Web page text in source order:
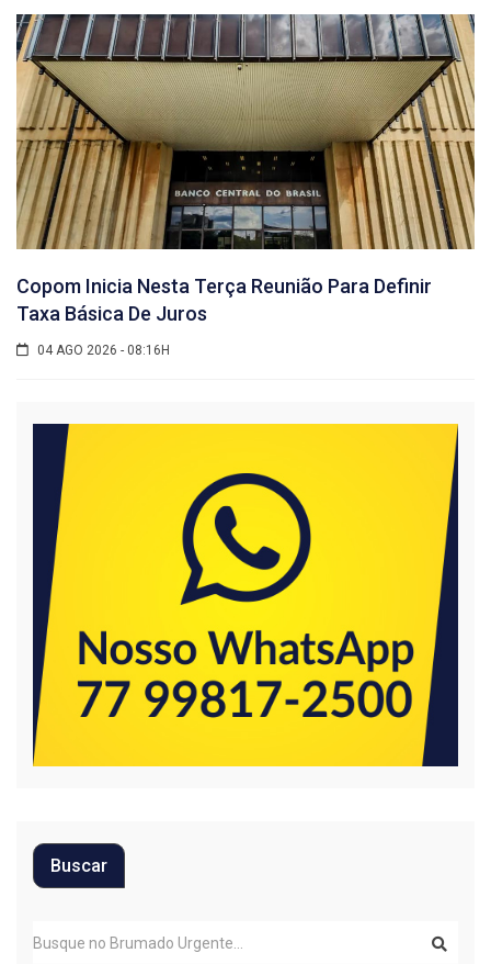
Copom Inicia Nesta Terça Reunião Para Definir
Taxa Básica De Juros
04 AGO 2026 - 08:16H
Buscar